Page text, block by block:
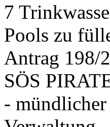
7
Pools zu
Antrag 198/
SÖS
-